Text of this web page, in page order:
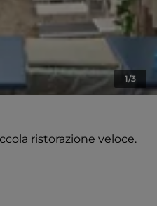
1/3
ristorazione veloce.